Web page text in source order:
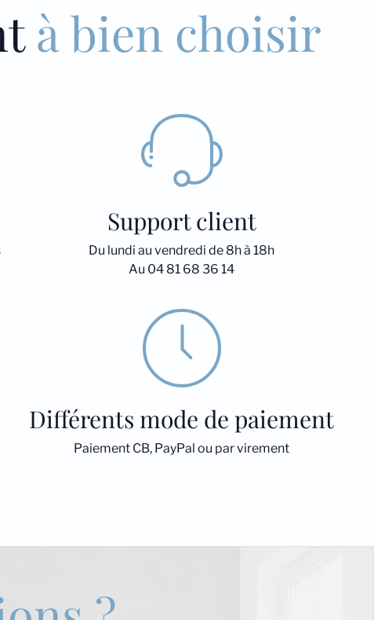
à bien choisir
Support client
Du lundi au vendredi de 8h à 18h
Au 04 81 68 36 14
Différents mode de paiement
Paiement CB, PayPal ou par virement